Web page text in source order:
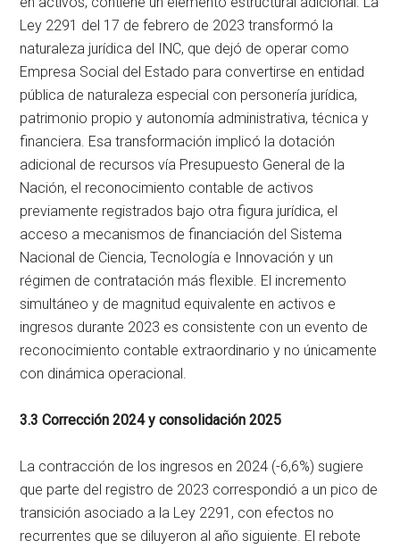
Ley 2291 del 17 de febrero de 2023 transformó la
naturaleza jurídica del INC, que dejó de operar como
Empresa Social del Estado para convertirse en entidad
pública de naturaleza especial con personería jurídica,
patrimonio propio y autonomía administrativa, técnica y
financiera. Esa transformación implicó la dotación
adicional de recursos vía Presupuesto General de la
Nación, el reconocimiento contable de activos
previamente registrados bajo otra figura jurídica, el
acceso a mecanismos de financiación del Sistema
Nacional de Ciencia, Tecnología e Innovación y un
régimen de contratación más flexible. El incremento
simultáneo y de magnitud equivalente en activos e
ingresos durante 2023 es consistente con un evento de
reconocimiento contable extraordinario y no únicamente
con dinámica operacional.
3.3 Corrección 2024 y consolidación 2025
La contracción de los ingresos en 2024 (-6,6%) sugiere
que parte del registro de 2023 correspondió a un pico de
transición asociado a la Ley 2291, con efectos no
recurrentes que se diluyeron al año siguiente. El rebote